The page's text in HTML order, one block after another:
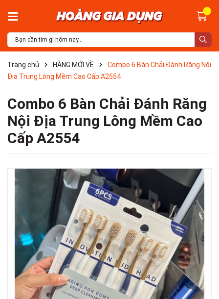
Trang chủ HÀNG MỚI VỀ
Combo 6 Bàn Chải Đánh Răng Nội
Địa Trung Lông Mềm Cao Cấp A2554
Combo 6 Bàn Chải Đánh Răng
Nội Địa Trung Lông Mềm Cao
Cấp A2554